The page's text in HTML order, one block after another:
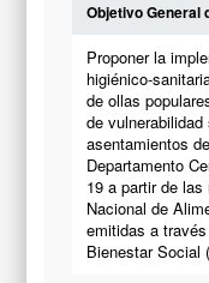
Objetivo General
Proponer la
higiénico-
de ollas
de
asentamientos
Departamento
19 a partir de
Nacional de
emitidas a
Bienestar Social